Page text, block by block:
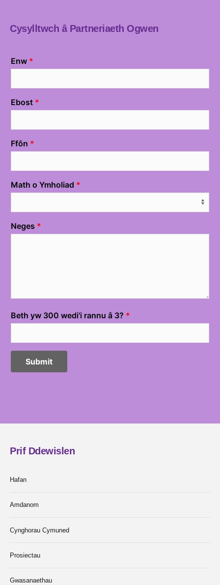
Cysylltwch â Partneriaeth Ogwen
Prif Ddewislen
Hafan
Amdanom
Cynghorau Cymuned
Prosiectau
Gwasanaethau